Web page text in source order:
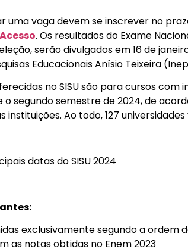
uma vaga devem se inscrever no
. Os resultados do Exame
serão divulgados em 16 de
Educacionais Anísio Teixeira
no SISU são para cursos com
segundo semestre de 2024, de
instituições. Ao todo, 127
datas do SISU 2024
exclusivamente segundo a ordem
as notas obtidas no Enem 2023